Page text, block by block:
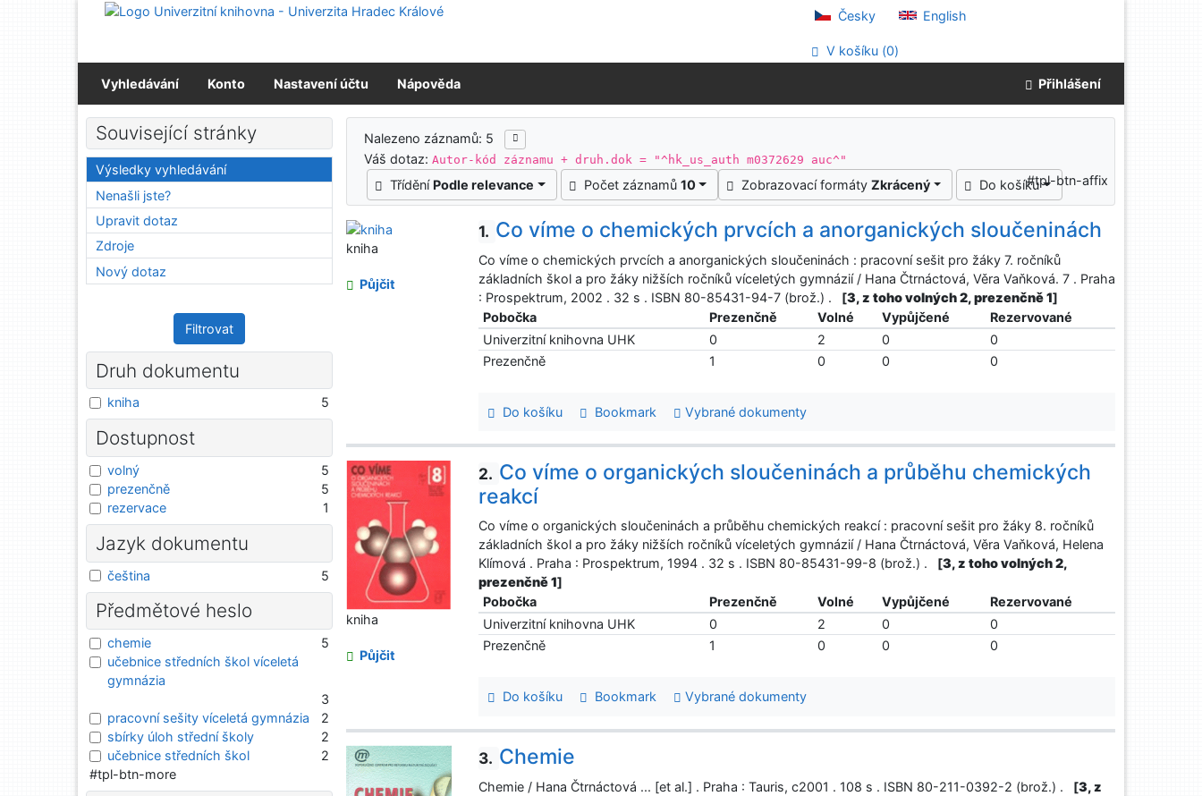
Přejít na obsah
Česky English
V košíku (0)
Vyhledávání Konto Nastavení účtu Nápověda Přihlášení
Výsledky vyhledávání
Nalezeno záznamů: 5
Váš dotaz:Autor-kód záznamu + druh.dok = "^hk_us_auth m0372629 auc^"
Třídění Podle relevance Počet záznamů 10 Zobrazovací formáty Zkrácený Do košíku#tpl-btn-affix
1. Co víme o chemických prvcích a anorganických sloučeninách
Co víme o chemických prvcích a anorganických sloučeninách : pracovní sešit pro žáky 7. ročníků
základních škol a pro žáky nižších ročníků víceletých gymnázií / Hana Čtrnáctová, Věra Vaňková. 7 . Praha
: Prospektrum, 2002 . 32 s . ISBN 80-85431-94-7 (brož.) .
[3, z toho volných 2, prezenčně 1]
Pobočka
Prezenčně Volné Vypůjčené
Rezervované
Univerzitní knihovna UHK
0 2 0
0
Prezenčně
1 0 0 0
Do košíku Bookmark Vybrané dokumenty
kniha
Půjčit
2. Co víme o organických sloučeninách a průběhu chemických
reakcí
Co víme o organických sloučeninách a průběhu chemických reakcí : pracovní sešit pro žáky 8. ročníků
základních škol a pro žáky nižších ročníků víceletých gymnázií / Hana Čtrnáctová, Věra Vaňková, Helena
Klímová . Praha : Prospektrum, 1994 . 32 s . ISBN 80-85431-99-8 (brož.) .
[3, z toho volných 2,
prezenčně 1]
Pobočka
Prezenčně Volné Vypůjčené
Rezervované
Univerzitní knihovna UHK
0 2 0
0
Prezenčně
1 0 0 0
Do košíku Bookmark Vybrané dokumenty
kniha
Půjčit
3. Chemie
Chemie / Hana Čtrnáctová ... [et al.] . Praha : Tauris, c2001 . 108 s . ISBN 80-211-0392-2 (brož.) . [3, z
Související stránky
Výsledky vyhledávání
Nenašli jste?
Upravit dotaz
Zdroje
Nový dotaz
Filtrovat
Druh dokumentu
kniha 5
Dostupnost
volný
5
prezenčně
5
rezervace
1
Jazyk dokumentu
čeština 5
Předmětové heslo
chemie
5
učebnice středních škol víceletá
gymnázia
3
pracovní sešity víceletá gymnázia
2
sbírky úloh střední školy
2
učebnice středních škol
2
#tpl-btn-more